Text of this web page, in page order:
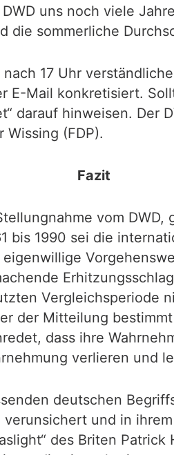
uns noch viele
sommerliche
17 Uhr
E-Mail konkretisiert.
darauf hinweisen. Der
(FDP).
Fazit
vom
bis 1990 sei die
Vergleichsperiode
der Mitteilung
dass ihre
verlieren und
deutschen
und in
des Briten